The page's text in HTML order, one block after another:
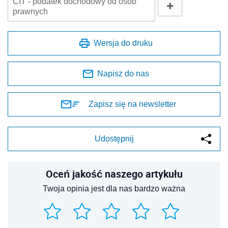
prawnych
Wersja do druku
Napisz do nas
Zapisz się na newsletter
Udostępnij
Oceń jakość naszego artykułu
Twoja opinia jest dla nas bardzo ważna